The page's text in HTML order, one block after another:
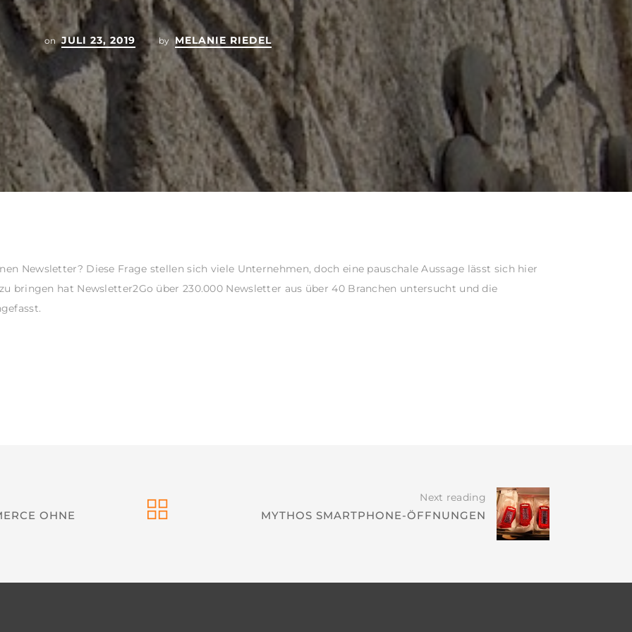
on JULI 23, 2019 by MELANIE RIEDEL
Newsletter? Diese Frage stellen sich viele Unternehmen, doch eine pauschale Aussage lässt sich hier
bringen hat Newsletter2Go über 230.000 Newsletter aus über 40 Branchen untersucht und die
OHNE
Next reading
MYTHOS SMARTPHONE-ÖFFNUNGEN